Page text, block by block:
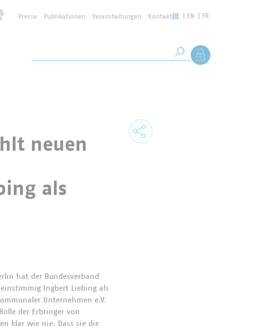
Presse Publikationen Veranstaltungen KontaktDE EN FR
Suche starten
Als Mitglied
neuen
als
hat der Bundesverband
einstimmig Ingbert Liebing als
Unternehmen e.V.
der Erbringer von
klar wie nie. Dass sie die